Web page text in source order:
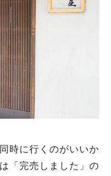
時に行くのがいいか
「完売しました」の